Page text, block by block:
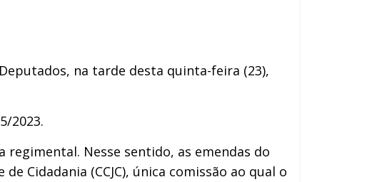
na tarde desta quinta-feira (23),
2023.
Nesse sentido, as emendas do
Cidadania (CCJC), única comissão ao qual o